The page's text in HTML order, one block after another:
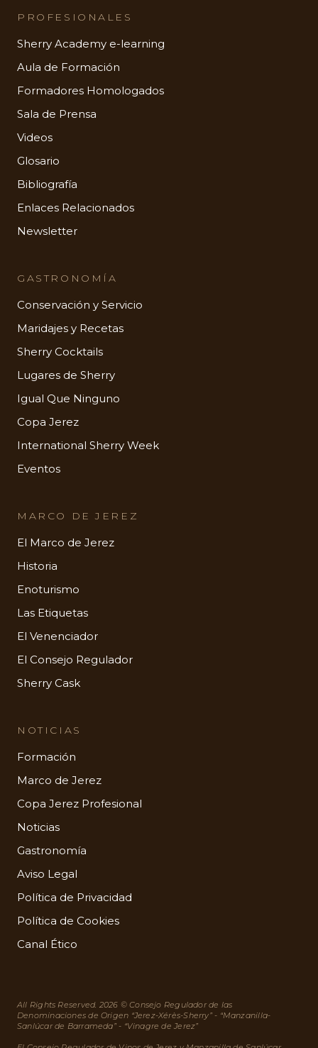
PROFESIONALES
Sherry Academy e-learning
Aula de Formación
Formadores Homologados
Sala de Prensa
Videos
Glosario
Bibliografía
Enlaces Relacionados
Newsletter
GASTRONOMÍA
Conservación y Servicio
Maridajes y Recetas
Sherry Cocktails
Lugares de Sherry
Igual Que Ninguno
Copa Jerez
International Sherry Week
Eventos
MARCO DE JEREZ
El Marco de Jerez
Historia
Enoturismo
Las Etiquetas
El Venenciador
El Consejo Regulador
Sherry Cask
NOTICIAS
Formación
Marco de Jerez
Copa Jerez Profesional
Noticias
Gastronomía
Aviso Legal
Política de Privacidad
Política de Cookies
Canal Ético
All Rights Reserved. 2026 © Consejo Regulador de las
Denominaciones de Origen “Jerez-Xérès-Sherry” - “Manzanilla-
Sanlúcar de Barrameda” - “Vinagre de Jerez”